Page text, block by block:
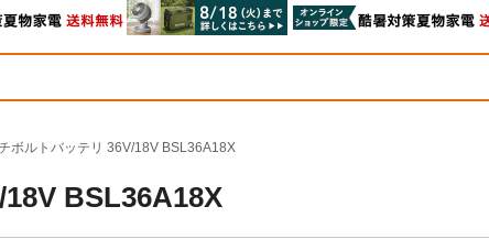
ボルトバッテリ 36V/18V BSL36A18X
BSL36A18X